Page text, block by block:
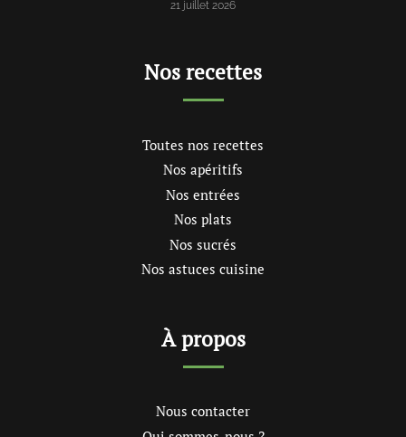
21 juillet 2026
Nos recettes
Toutes nos recettes
Nos apéritifs
Nos entrées
Nos plats
Nos sucrés
Nos astuces cuisine
À propos
Nous contacter